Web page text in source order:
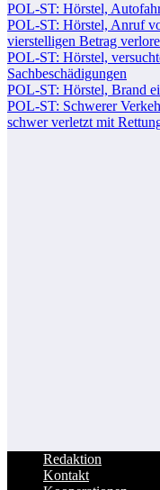
POL-ST: Hörstel,
POL-ST: Hörstel, Anruf
vierstelligen Betrag
POL-ST: Hörstel,
Sachbeschädigungen
POL-ST: Hörstel, Brand
POL-ST: Schwerer
schwer verletzt mit
Redaktion
Kontakt